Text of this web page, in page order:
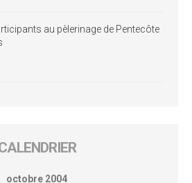
au pèlerinage de Pentecôte
octobre 2004